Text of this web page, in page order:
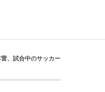
、試合中のサッカー